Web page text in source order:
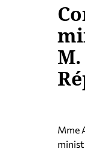
Mme